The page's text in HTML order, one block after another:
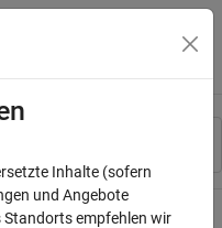
Inhalte (sofern
und Angebote
Standorts empfehlen wir